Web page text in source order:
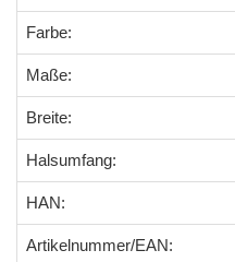
Farbe:
Maße:
Breite:
Halsumfang:
HAN:
Artikelnummer/EAN: